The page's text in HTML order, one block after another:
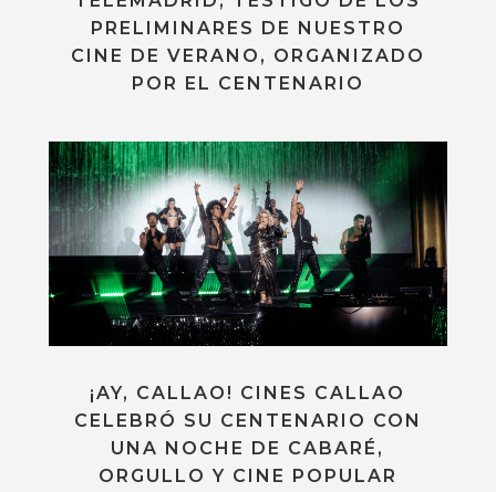
PRELIMINARES DE NUESTRO
CINE DE VERANO, ORGANIZADO
POR EL CENTENARIO
¡AY, CALLAO! CINES CALLAO
CELEBRÓ SU CENTENARIO CON
UNA NOCHE DE CABARÉ,
ORGULLO Y CINE POPULAR